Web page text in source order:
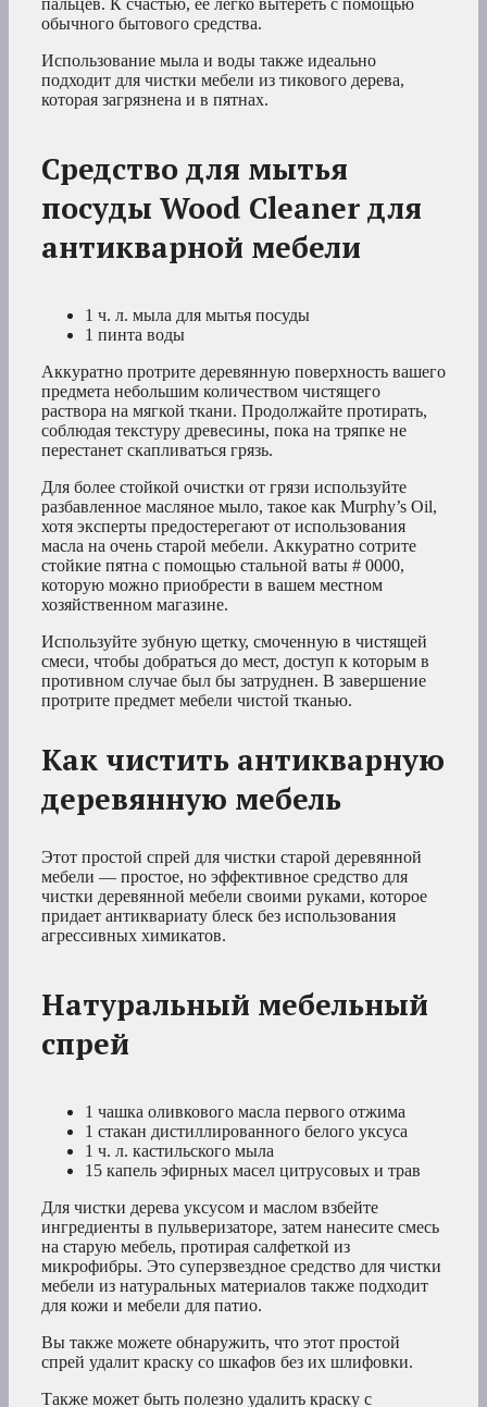
пальцев. К счастью, ее легко вытереть с помощью
обычного бытового средства.
Использование мыла и воды также идеально
подходит для чистки мебели из тикового дерева,
которая загрязнена и в пятнах.
Средство для мытья
посуды Wood Cleaner для
антикварной мебели
1 ч. л. мыла для мытья посуды
1 пинта воды
Аккуратно протрите деревянную поверхность вашего
предмета небольшим количеством чистящего
раствора на мягкой ткани. Продолжайте протирать,
соблюдая текстуру древесины, пока на тряпке не
перестанет скапливаться грязь.
Для более стойкой очистки от грязи используйте
разбавленное масляное мыло, такое как Murphy’s Oil,
хотя эксперты предостерегают от использования
масла на очень старой мебели. Аккуратно сотрите
стойкие пятна с помощью стальной ваты # 0000,
которую можно приобрести в вашем местном
хозяйственном магазине.
Используйте зубную щетку, смоченную в чистящей
смеси, чтобы добраться до мест, доступ к которым в
противном случае был бы затруднен. В завершение
протрите предмет мебели чистой тканью.
Как чистить антикварную
деревянную мебель
Этот простой спрей для чистки старой деревянной
мебели — простое, но эффективное средство для
чистки деревянной мебели своими руками, которое
придает антиквариату блеск без использования
агрессивных химикатов.
Натуральный мебельный
спрей
1 чашка оливкового масла первого отжима
1 стакан дистиллированного белого уксуса
1 ч. л. кастильского мыла
15 капель эфирных масел цитрусовых и трав
Для чистки дерева уксусом и маслом взбейте
ингредиенты в пульверизаторе, затем нанесите смесь
на старую мебель, протирая салфеткой из
микрофибры. Это суперзвездное средство для чистки
мебели из натуральных материалов также подходит
для кожи и мебели для патио.
Вы также можете обнаружить, что этот простой
спрей удалит краску со шкафов без их шлифовки.
Также может быть полезно удалить краску с